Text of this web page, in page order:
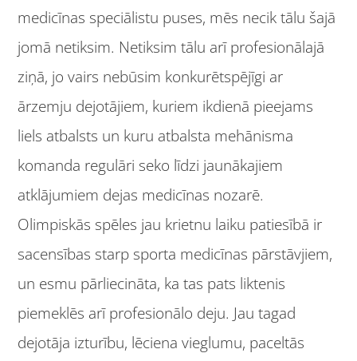
medicīnas speciālistu puses, mēs necik tālu šajā
jomā netiksim. Netiksim tālu arī profesionālajā
ziņā, jo vairs nebūsim konkurētspējīgi ar
ārzemju dejotājiem, kuriem ikdienā pieejams
liels atbalsts un kuru atbalsta mehānisma
komanda regulāri seko līdzi jaunākajiem
atklājumiem dejas medicīnas nozarē.
Olimpiskās spēles jau krietnu laiku patiesībā ir
sacensības starp sporta medicīnas pārstāvjiem,
un esmu pārliecināta, ka tas pats liktenis
piemeklēs arī profesionālo deju. Jau tagad
dejotāja izturību, lēciena vieglumu, paceltās